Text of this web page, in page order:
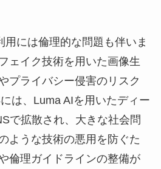
用には倫理的な問題も伴いま
ェイク技術を用いた画像生
プライバシー侵害のリスク
は、Luma AIを用いたディー
で拡散され、大きな社会問
ような技術の悪用を防ぐた
倫理ガイドラインの整備が